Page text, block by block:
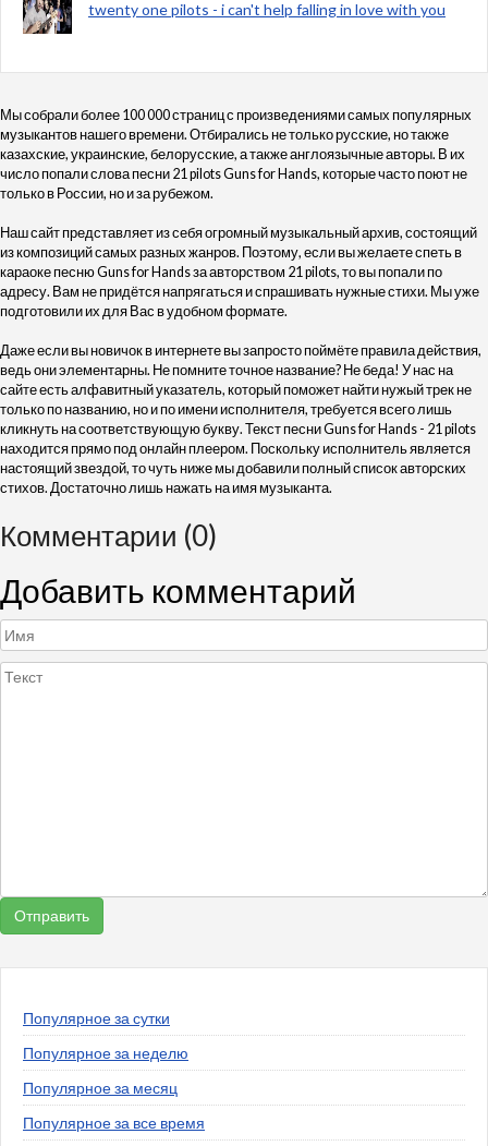
twenty one pilots - i can't help falling in love with you
Мы собрали более 100 000 страниц с произведениями самых популярных
музыкантов нашего времени. Отбирались не только русские, но также
казахские, украинские, белорусские, а также англоязычные авторы. В их
число попали слова песни 21 pilots Guns for Hands, которые часто поют не
только в России, но и за рубежом.
Наш сайт представляет из себя огромный музыкальный архив, состоящий
из композиций самых разных жанров. Поэтому, если вы желаете спеть в
караоке песню Guns for Hands за авторством 21 pilots, то вы попали по
адресу. Вам не придётся напрягаться и спрашивать нужные стихи. Мы уже
подготовили их для Вас в удобном формате.
Даже если вы новичок в интернете вы запросто поймёте правила действия,
ведь они элементарны. Не помните точное название? Не беда! У нас на
сайте есть алфавитный указатель, который поможет найти нужый трек не
только по названию, но и по имени исполнителя, требуется всего лишь
кликнуть на соответствующую букву. Текст песни Guns for Hands - 21 pilots
находится прямо под онлайн плеером. Поскольку исполнитель является
настоящий звездой, то чуть ниже мы добавили полный список авторских
стихов. Достаточно лишь нажать на имя музыканта.
Комментарии (0)
Добавить комментарий
Популярное за сутки
Популярное за неделю
Популярное за месяц
Популярное за все время